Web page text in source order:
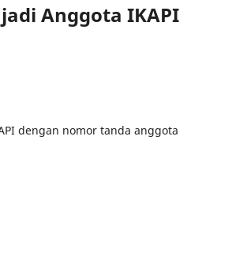
Anggota IKAPI
dengan nomor tanda anggota